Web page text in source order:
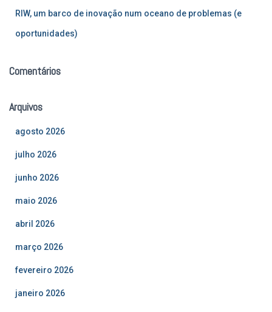
RIW, um barco de inovação num oceano de problemas (e
oportunidades)
Comentários
Arquivos
agosto 2026
julho 2026
junho 2026
maio 2026
abril 2026
março 2026
fevereiro 2026
janeiro 2026